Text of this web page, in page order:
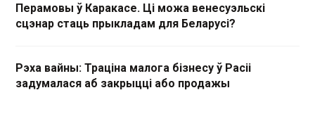
Перамовы ў Каракасе. Ці можа венесуэльскі
сцэнар стаць прыкладам для Беларусі?
Рэха вайны: Траціна малога бізнесу ў Расіі
задумалася аб закрыцці або продажы